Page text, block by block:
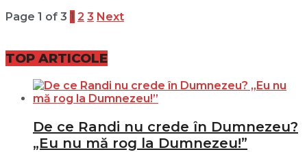
Page 1 of 3 1 2 3 Next
TOP ARTICOLE
De ce Randi nu crede în Dumnezeu?
„Eu nu mă rog la Dumnezeu!”